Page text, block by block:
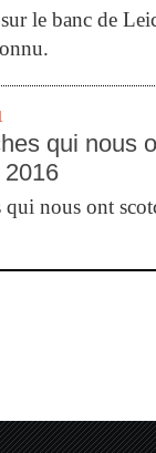
le banc de
qui nous
qui nous ont